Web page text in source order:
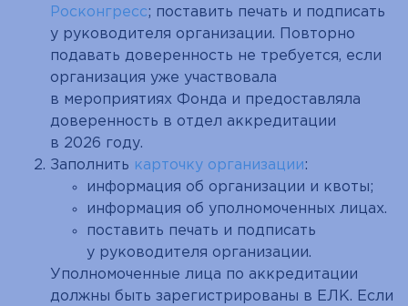
Росконгресс; поставить печать и подписать
у руководителя организации. Повторно
подавать доверенность не требуется, если
организация уже участвовала
в мероприятиях Фонда и предоставляла
доверенность в отдел аккредитации
в 2026 году.
Заполнить карточку организации:
информация об организации и квоты;
информация об уполномоченных лицах.
поставить печать и подписать
у руководителя организации.
Уполномоченные лица по аккредитации
должны быть зарегистрированы в ЕЛК. Если